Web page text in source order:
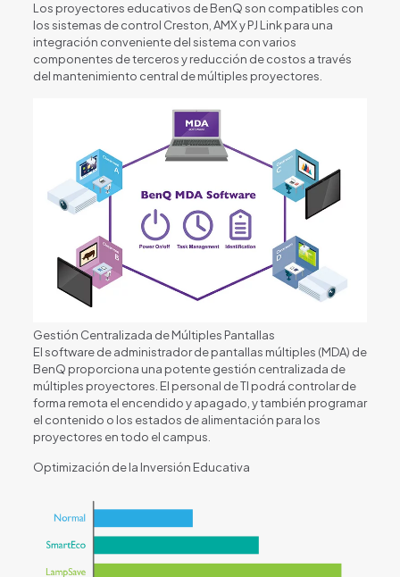
Los proyectores educativos de BenQ son compatibles con
los sistemas de control Creston, AMX y PJ Link para una
integración conveniente del sistema con varios
componentes de terceros y reducción de costos a través
del mantenimiento central de múltiples proyectores.
Gestión Centralizada de Múltiples Pantallas
El software de administrador de pantallas múltiples (MDA) de
BenQ proporciona una potente gestión centralizada de
múltiples proyectores. El personal de TI podrá controlar de
forma remota el encendido y apagado, y también programar
el contenido o los estados de alimentación para los
proyectores en todo el campus.
Optimización de la Inversión Educativa